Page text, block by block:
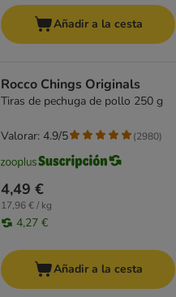
Añadir a la cesta
Rocco Chings Originals
Tiras de pechuga de pollo 250 g
4,49 €
17,96 € / kg
4,27 €
Valorar: 4.9/5 (2980)
Añadir a la cesta